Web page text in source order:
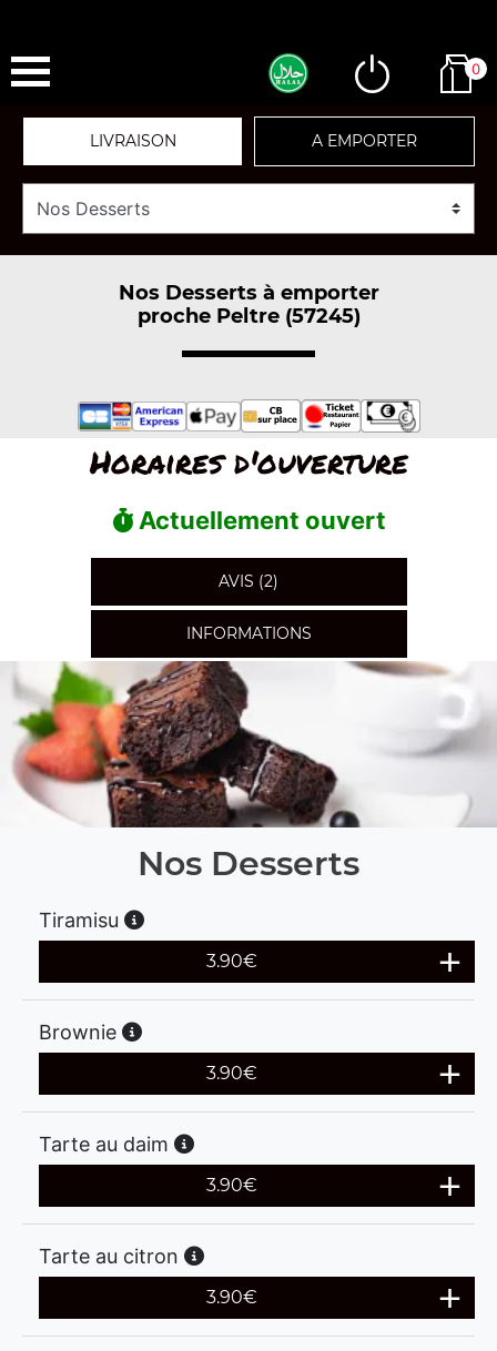
0
LIVRAISON A EMPORTER
Nos Desserts à emporter
proche Peltre (57245)
Horaires d'ouverture
Actuellement ouvert
AVIS (2)
INFORMATIONS
Nos Desserts
Tiramisu
3.90€
Brownie
3.90€
Tarte au daim
3.90€
Tarte au citron
3.90€